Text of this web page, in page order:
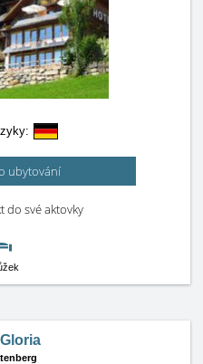
ubytování
do své aktovky